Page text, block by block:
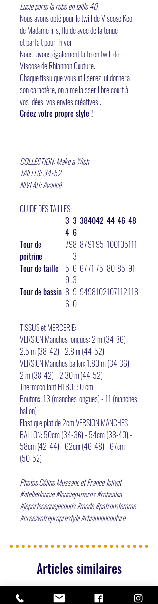
Lucie porte la robe en taille 40.
Nous avons opté pour le twill de Viscose Keo
de Madame Iris, fluide avec de la tenue
et parfait pour l'hiver.
Nous l'avons également faite en twill de
Viscose de Rhiannon Couture.
Chaque tissu que vous utiliserez lui donnera
son caractère, on aime laisser libre court à
vos idées, vos envies créatives...
Créez votre propre style !
COLLECTION: Make a Wish
TAILLES: 34-52
NIVEAU: Avancé
GUIDE DES TAILLES:
3
4
3
6
384042 44 46 48
Tour de
poitrine
798
3
8791 95 100105111
Tour de taille
5
9
6
3
6771 75 80 85 91
Tour de bassin 8
6
9
0
9498102107112118
TISSUS et MERCERIE:
VERSION Manches longues: 2 m (34-36) -
2.5 m (38-42) - 2.8 m (44-52)
VERSION Manches ballon: 1.80 m (34-36) -
2 m (38-42) - 2.30 m (44-52)
Thermocollant H180: 50 cm
Boutons: 13 (manches longues) - 11 (manches
ballon)
Elastique plat de 2cm VERSION MANCHES
BALLON: 50cm (34-36) - 54cm (38-40) -
58cm (42-44) - 62cm (46-48) - 67cm
(50-52)
Photos Céline Mussano et France Jolivet
#atelierloucie #louciepatterns #robealba
#jeportecequejecouds #mode #patronsfemme
#creezvotreproprestyle #rhiannoncouture
Articles similaires